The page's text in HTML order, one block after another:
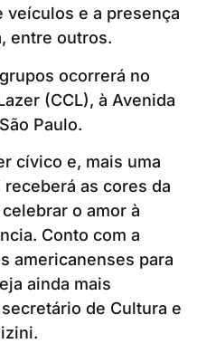
veículos e a presença
entre outros.
ocorrerá no
(CCL), à Avenida
Paulo.
cívico e, mais uma
as cores da
o amor à
Conto com a
americanenses para
ainda mais
de Cultura e